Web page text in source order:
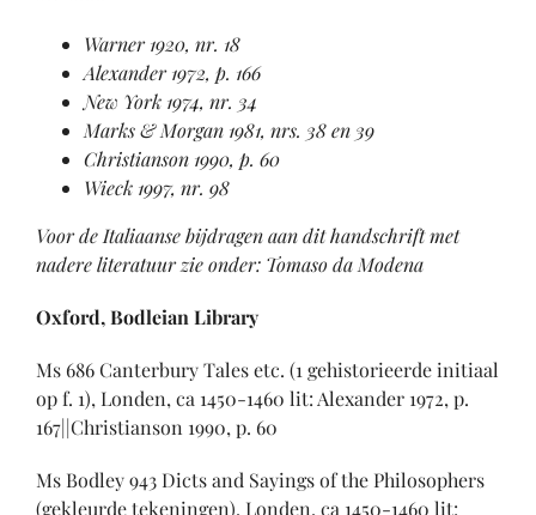
Warner 1920, nr. 18
Alexander 1972, p. 166
New York 1974, nr. 34
Marks & Morgan 1981, nrs. 38 en 39
Christianson 1990, p. 60
Wieck 1997, nr. 98
Voor de Italiaanse bijdragen aan dit handschrift met
nadere literatuur zie onder: Tomaso da Modena
Oxford, Bodleian Library
Ms 686 Canterbury Tales etc. (1 gehistorieerde initiaal
op f. 1), Londen, ca 1450-1460 lit: Alexander 1972, p.
167||Christianson 1990, p. 60
Ms Bodley 943 Dicts and Sayings of the Philosophers
(gekleurde tekeningen), Londen, ca 1450-1460 lit: